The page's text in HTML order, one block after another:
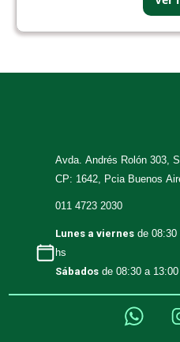
Avda. Andrés Rolón 303,
CP: 1642, Pcia Buenos
011 4723 2030
Lunes a viernesde 08:30
hs
Sábadosde 08:30 a 13:00